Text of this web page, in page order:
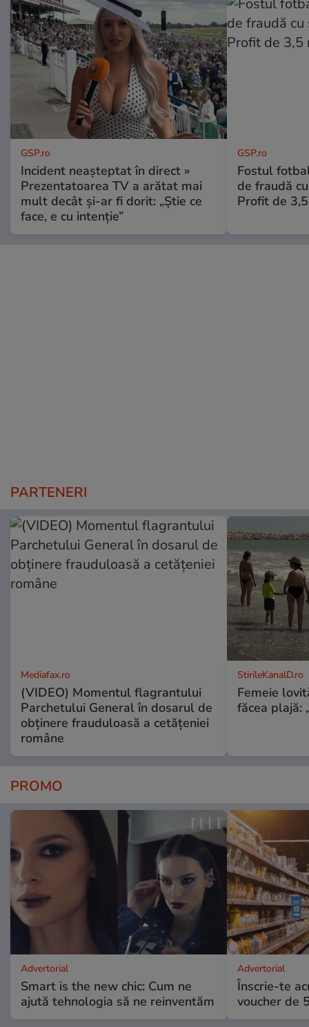
GSP.ro
Incident neașteptat în direct »
Prezentatoarea TV a arătat mai
mult decât și-ar fi dorit: „Știe ce
face, e cu intenție”
GSP.ro
Fostul
de fraudă
Profit de
PARTENERI
Mediafax.ro
(VIDEO) Momentul flagrantului
Parchetului General în dosarul de
obținere frauduloasă a cetățeniei
române
StirileKanalD.ro
Femeie
făcea plajă:
PROMO
Advertorial
Smart is the new chic: Cum ne
ajută tehnologia să ne reinventăm
Advertorial
Înscrie-te
voucher de